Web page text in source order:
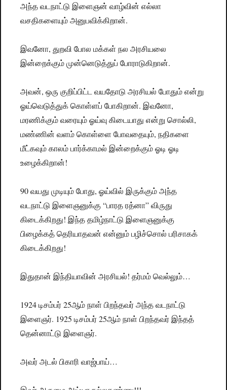
அந்த வடநாட்டு இளைஞன் வாழ்வின் எல்லா
வசதிகளையும் அனுபவிக்கிறான்.
இவனோ, துறவி போல மக்கள் நல அரசியலை
இன்றைக்கும் முன்னெடுத்துப் போராடுகிறான்.
அவன், ஒரு குறிப்பிட்ட வயதோடு அரசியல் போதும் என்று
ஓய்வெடுத்துக் கொள்ளப் போகிறான். இவனோ,
மரணிக்கும் வரையும் ஓய்வு கிடையாது என்று சொல்லி,
மண்ணின் வளம் கொள்ளை போவதையும், நதிகளை
மீட்கவும் காலம் பார்க்காமல் இன்றைக்கும் ஓடி ஓடி
உழைக்கிறான்!
90 வயது முடியும் போது, ஓய்வில் இருக்கும் அந்த
வடநாட்டு இளைஞனுக்கு “பாரத ரத்னா” விருது
கிடைக்கிறது! இந்த தமிழ்நாட்டு இளைஞனுக்கு
பிழைக்கத் தெரியாதவன் என்னும் பழிச்சொல் பரிசாகக்
கிடைக்கிறது!
இதுதான் இந்தியாவின் அரசியல்! தர்மம் வெல்லும்…
1924 டிசம்பர் 25ஆம் நாள் பிறந்தவர் அந்த வடநாட்டு
இளைஞர். 1925 டிசம்பர் 25ஆம் நாள் பிறந்தவர் இந்தத்
தென்னாட்டு இளைஞர்.
அவர் அடல் பிகாரி வாஜ்பாய்…